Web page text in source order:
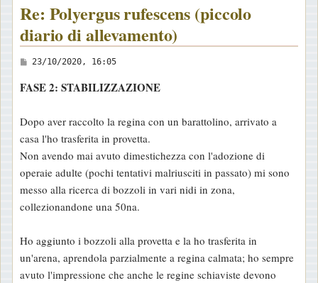
Re: Polyergus rufescens (piccolo
diario di allevamento)
M
s
a
g
g
i
o
23/10/2020, 16:05
FASE 2: STABILIZZAZIONE
Dopo aver raccolto la regina con un barattolino, arrivato a
casa l'ho trasferita in provetta.
Non avendo mai avuto dimestichezza con l'adozione di
operaie adulte (pochi tentativi malriusciti in passato) mi sono
messo alla ricerca di bozzoli in vari nidi in zona,
collezionandone una 50na.
Ho aggiunto i bozzoli alla provetta e la ho trasferita in
un'arena, aprendola parzialmente a regina calmata; ho sempre
avuto l'impressione che anche le regine schiaviste devono